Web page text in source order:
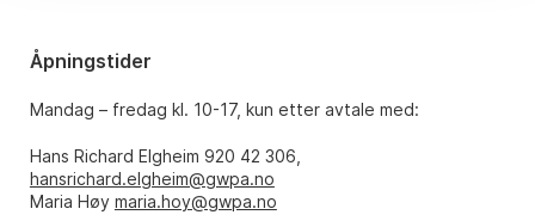
Åpningstider
Mandag – fredag kl. 10-17, kun etter avtale med:
Hans Richard Elgheim 920 42 306,
hansrichard.elgheim@gwpa.no
Maria Høy maria.hoy@gwpa.no